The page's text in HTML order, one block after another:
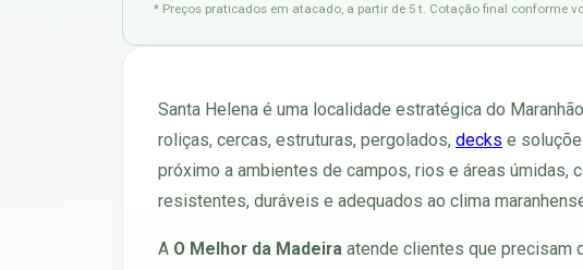
* Preços praticados em atacado, a partir de 5 t. Cotação final conforme
Santa Helena é uma localidade estratégica do
roliças, cercas, estruturas, pergolados, decks e
próximo a ambientes de campos, rios e áreas úmidas,
resistentes, duráveis e adequados ao clima
A O Melhor da Madeira atende clientes que precisam